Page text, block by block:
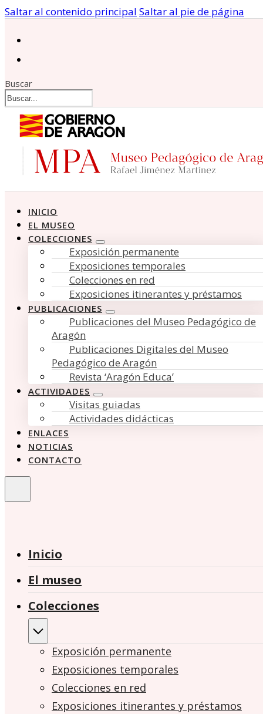
Saltar al contenido principal Saltar al pie de página
Buscar
INICIO
EL MUSEO
COLECCIONES
Exposición permanente
Exposiciones temporales
Colecciones en red
Exposiciones itinerantes y préstamos
PUBLICACIONES
Publicaciones del Museo Pedagógico de
Aragón
Publicaciones Digitales del Museo
Pedagógico de Aragón
Revista ‘Aragón Educa’
ACTIVIDADES
Visitas guiadas
Actividades didácticas
ENLACES
NOTICIAS
CONTACTO
Inicio
El museo
Colecciones
Exposición permanente
Exposiciones temporales
Colecciones en red
Exposiciones itinerantes y préstamos